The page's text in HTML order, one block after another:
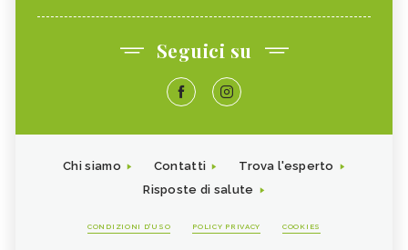
Seguici su
Chi siamo Contatti
Trova l'esperto
Risposte di salute
CONDIZIONI D'USO POLICY PRIVACY COOKIES